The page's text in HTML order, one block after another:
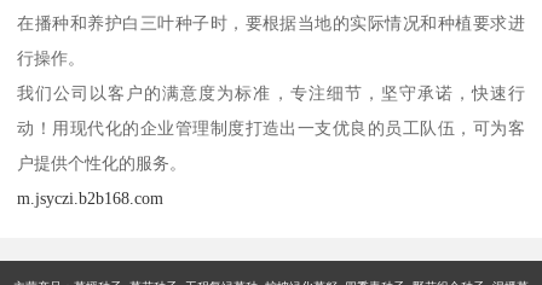
在播种和养护白三叶种子时，要根据当地的实际情况和种植要求进
行操作。
我们公司以客户的满意度为标准，专注细节，坚守承诺，快速行
动！用现代化的企业管理制度打造出一支优良的员工队伍，可为客
户提供个性化的服务。
m.jsyczi.b2b168.com